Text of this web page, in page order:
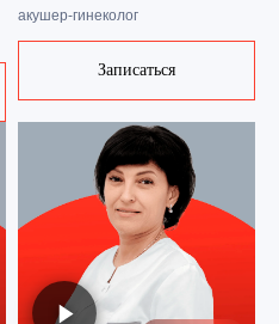
акушер-гинеколог
Записаться